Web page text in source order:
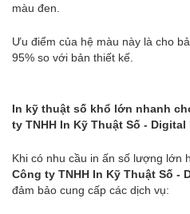
màu đen.
Ưu điểm của hệ màu này là cho
95% so với bản thiết kế.
In kỹ thuật số khổ lớn nhanh
ty TNHH In Kỹ Thuật Số - Digital
Khi có nhu cầu in ấn số lượng lớn
Công ty TNHH In Kỹ Thuật Số -
đảm bảo cung cấp các dịch vụ: